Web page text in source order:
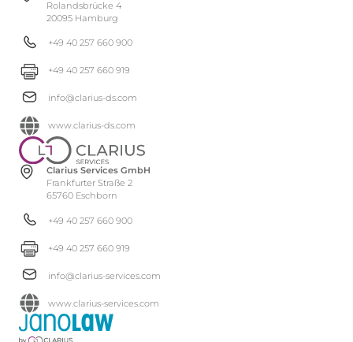
Rolandsbrücke 4
20095 Hamburg
+49 40 257 660 900
+49 40 257 660 919
info@clarius-ds.com
www.clarius-ds.com
Clarius Services GmbH
Frankfurter Straße 2
65760 Eschborn
+49 40 257 660 900
+49 40 257 660 919
info@clarius-services.com
www.clarius-services.com